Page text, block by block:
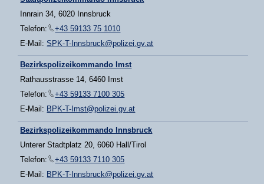
Innrain 34, 6020 Innsbruck
Telefon:
+43 59133 75 1010
E-Mail:SPK-T-Innsbruck@polizei.gv.at
Bezirkspolizeikommando Imst
Rathausstrasse 14, 6460 Imst
Telefon:
+43 59133 7100 305
E-Mail: BPK-T-Imst@polizei.gv.at
Bezirkspolizeikommando Innsbruck
Unterer Stadtplatz 20, 6060 Hall/Tirol
Telefon:
+43 59133 7110 305
E-Mail: BPK-T-Innsbruck@polizei.gv.at